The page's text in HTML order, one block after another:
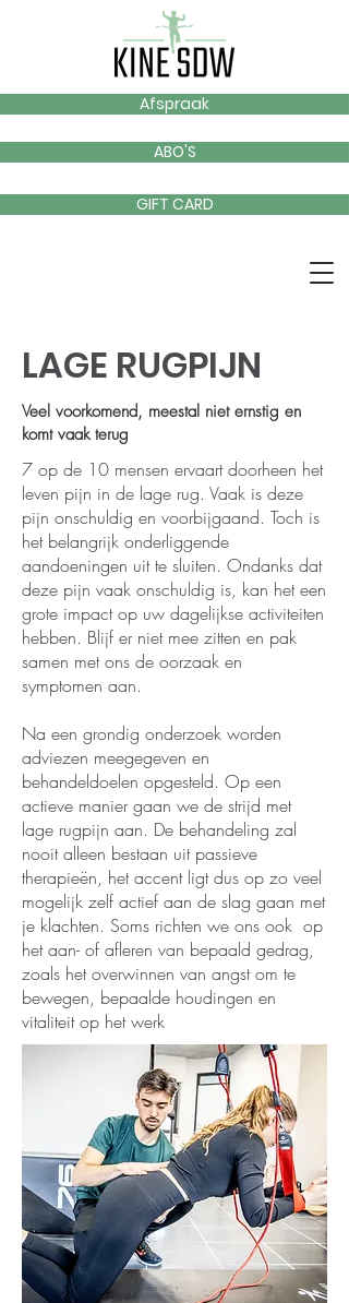
Afspraak
GIFT CARD
ABO'S
LAGE RUGPIJN
Veel voorkomend, meestal niet ernstig en
komt vaak terug
7 op de 10 mensen ervaart doorheen het
leven pijn in de lage rug. Vaak is deze
pijn onschuldig en voorbijgaand. Toch is
het belangrijk onderliggende
aandoeningen uit te sluiten. Ondanks dat
deze pijn vaak onschuldig is, kan het een
grote impact op uw dagelijkse activiteiten
hebben. Blijf er niet mee zitten en pak
samen met ons de oorzaak en
symptomen aan.
Na een grondig onderzoek worden
adviezen meegegeven en
behandeldoelen opgesteld. Op een
actieve manier gaan we de strijd met
lage rugpijn aan. De behandeling zal
nooit alleen bestaan uit passieve
therapieën, het accent ligt dus op zo veel
mogelijk zelf actief aan de slag gaan met
je klachten. Soms richten we ons ook op
het aan- of afleren van bepaald gedrag,
zoals het overwinnen van angst om te
bewegen, bepaalde houdingen en
vitaliteit op het werk